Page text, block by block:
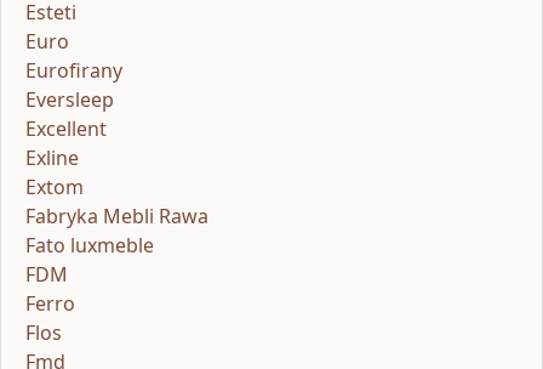
Esteti
Euro
Eurofirany
Eversleep
Excellent
Exline
Extom
Fabryka Mebli Rawa
Fato luxmeble
FDM
Ferro
Flos
Fmd